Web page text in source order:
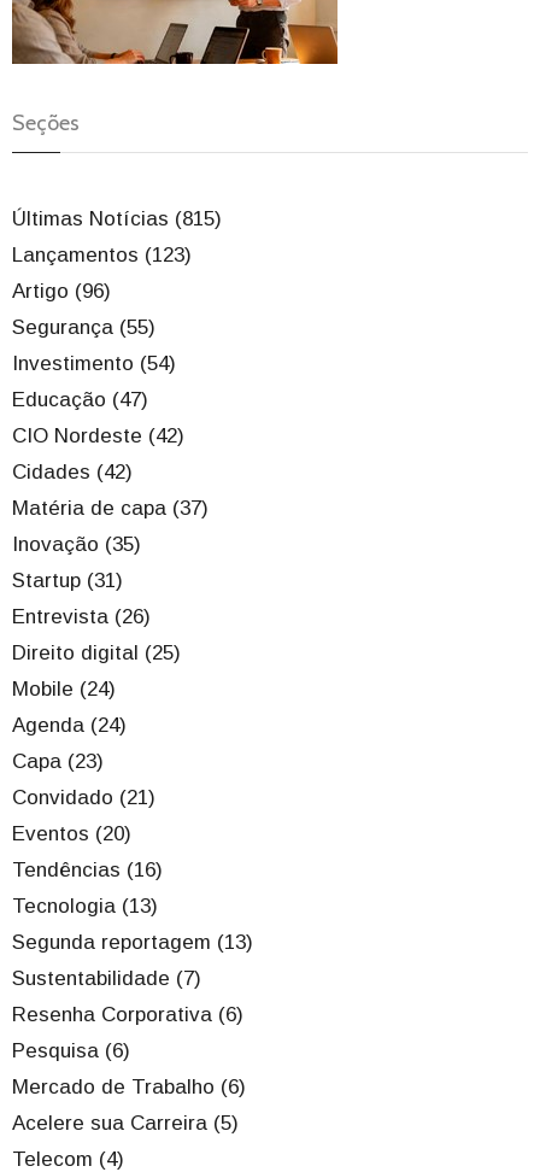
Seções
Últimas Notícias (815)
Lançamentos (123)
Artigo (96)
Segurança (55)
Investimento (54)
Educação (47)
CIO Nordeste (42)
Cidades (42)
Matéria de capa (37)
Inovação (35)
Startup (31)
Entrevista (26)
Direito digital (25)
Mobile (24)
Agenda (24)
Capa (23)
Convidado (21)
Eventos (20)
Tendências (16)
Tecnologia (13)
Segunda reportagem (13)
Sustentabilidade (7)
Resenha Corporativa (6)
Pesquisa (6)
Mercado de Trabalho (6)
Acelere sua Carreira (5)
Telecom (4)